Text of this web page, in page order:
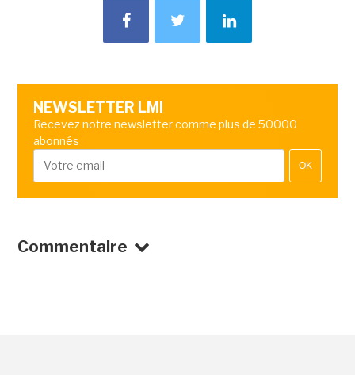
NEWSLETTER LMI
Recevez notre newsletter comme plus de 50000
abonnés
OK
Commentaire